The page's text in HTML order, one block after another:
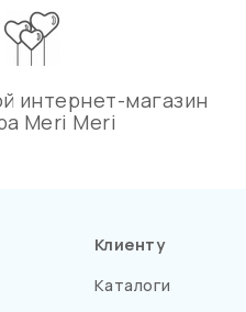
интернет-магазин
Meri Meri
Клиенту
Каталоги